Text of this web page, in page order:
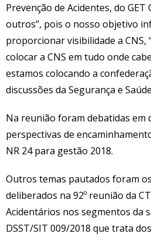
Prevenção de Acidentes, do
outros”, pois o nosso objetivo
proporcionar visibilidade a CNS,
colocar a CNS em tudo onde
estamos colocando a
discussões da Segurança e
Na reunião foram debatidas em
perspectivas de
NR 24 para gestão 2018.
Outros temas pautados foram
deliberados na 92º reunião da
Acidentários nos segmentos da
DSST/SIT 009/2018 que trata